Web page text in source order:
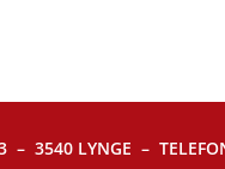
– 3540 LYNGE –